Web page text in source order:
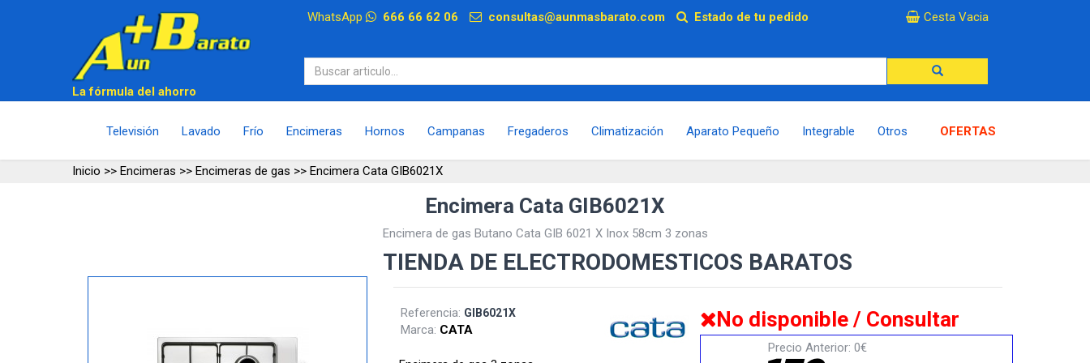
WhatsApp 666 66 62 06 consultas@aunmasbarato.com Estado de tu pedido Cesta Vacia
La fórmula del ahorro
Televisión Lavado Frío Encimeras Hornos Campanas Fregaderos Climatización Aparato Pequeño Integrable Otros OFERTAS
Inicio >> Encimeras >> Encimeras de gas >> Encimera Cata GIB6021X
Encimera Cata GIB6021X
Encimera de gas Butano Cata GIB 6021 X Inox 58cm 3 zonas
TIENDA DE ELECTRODOMESTICOS BARATOS
Referencia: GIB6021X
Marca: CATA No disponible / Consultar
Precio Anterior: 0€